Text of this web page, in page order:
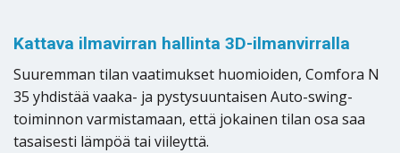
Kattava ilmavirran hallinta 3D-ilmanvirralla
Suuremman tilan vaatimukset huomioiden, Comfora N
35 yhdistää vaaka- ja pystysuuntaisen Auto-swing-
toiminnon varmistamaan, että jokainen tilan osa saa
tasaisesti lämpöä tai viileyttä.